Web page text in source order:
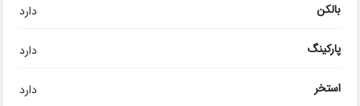
بالکن دارد
پارکینگ دارد
استخر دارد